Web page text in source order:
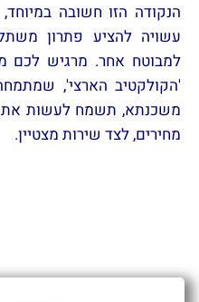
הנקודה הזו חשובה
עשויה להציע פתרון
למבוטח אחר. מרגיש לכם
'הקולקטיב הארצי',
משכנתא, תשמח לעשות את
מחירים, לצד שירות מצטיין.